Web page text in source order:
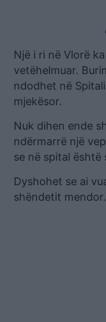
Një i ri në Vlorë
vetëhelmuar.
ndodhet në
mjekësor.
Nuk dihen ende
ndërmarrë një
se në spital është
Dyshohet se ai
shëndetit